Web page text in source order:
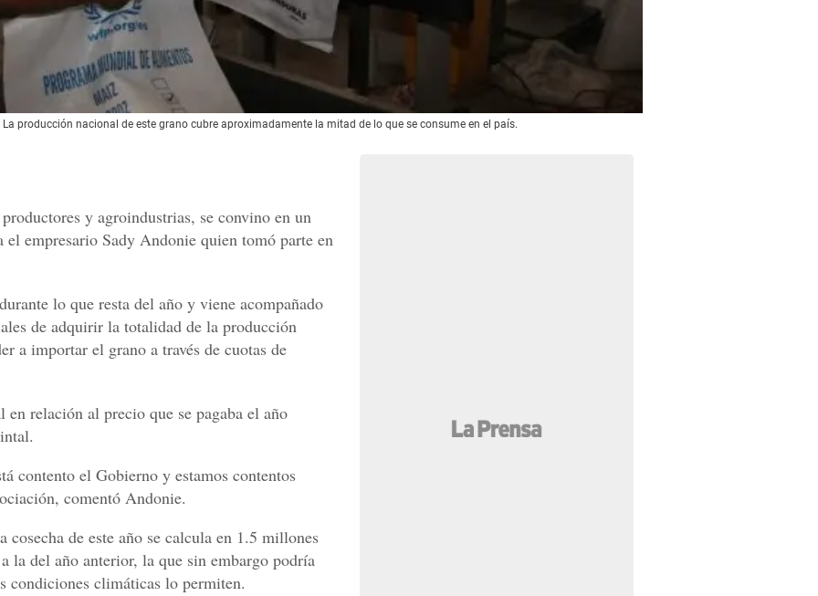
producción nacional de este grano cubre aproximadamente la mitad de lo que se consume en el país.
y agroindustrias, se convino en un
empresario Sady Andonie quien tomó parte en
lo que resta del año y viene acompañado
de adquirir la totalidad de la producción
a importar el grano a través de cuotas de
relación al precio que se pagaba el año
contento el Gobierno y estamos contentos
comentó Andonie.
de este año se calcula en 1.5 millones
la del año anterior, la que sin embargo podría
condiciones climáticas lo permiten.